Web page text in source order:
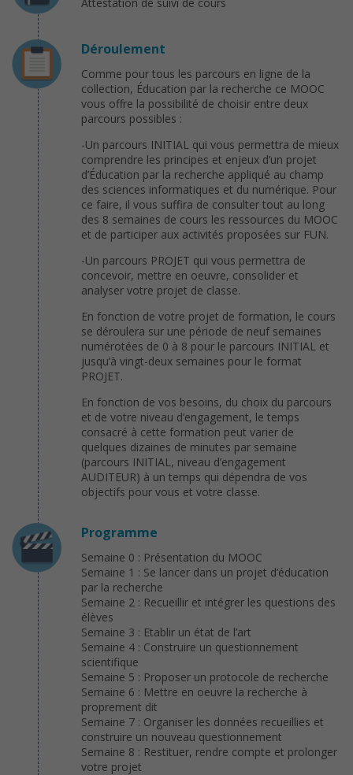
Déroulement
Comme pour tous les parcours en ligne de la
collection, Éducation par la recherche ce MOOC
vous offre la possibilité de choisir entre deux
parcours possibles :
-Un parcours INITIAL qui vous permettra de mieux
comprendre les principes et enjeux d’un projet
d’Éducation par la recherche appliqué au champ
des sciences informatiques et du numérique. Pour
ce faire, il vous suffira de consulter tout au long
des 8 semaines de cours les ressources du MOOC
et de participer aux activités proposées sur FUN.
-Un parcours PROJET qui vous permettra de
concevoir, mettre en oeuvre, consolider et
analyser votre projet de classe.
En fonction de votre projet de formation, le cours
se déroulera sur une période de neuf semaines
numérotées de 0 à 8 pour le parcours INITIAL et
jusqu’à vingt-deux semaines pour le format
PROJET.
En fonction de vos besoins, du choix du parcours
et de votre niveau d’engagement, le temps
consacré à cette formation peut varier de
quelques dizaines de minutes par semaine
(parcours INITIAL, niveau d’engagement
AUDITEUR) à un temps qui dépendra de vos
objectifs pour vous et votre classe.
Programme
Semaine 0 : Présentation du MOOC
Semaine 1 : Se lancer dans un projet d’éducation
par la recherche
Semaine 2 : Recueillir et intégrer les questions des
élèves
Semaine 3 : Etablir un état de l’art
Semaine 4 : Construire un questionnement
scientifique
Semaine 5 : Proposer un protocole de recherche
Semaine 6 : Mettre en oeuvre la recherche à
proprement dit
Semaine 7 : Organiser les données recueillies et
construire un nouveau questionnement
Semaine 8 : Restituer, rendre compte et prolonger
votre projet